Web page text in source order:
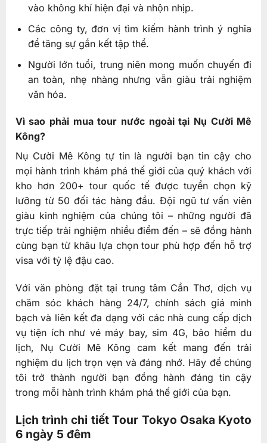
vào không khí hiện đại và nhộn nhịp.
Các công ty, đơn vị tìm kiếm hành trình ý nghĩa
để tăng sự gắn kết tập thể.
Người lớn tuổi, trung niên mong muốn chuyến đi
an toàn, nhẹ nhàng nhưng vẫn giàu trải nghiệm
văn hóa.
Vì sao phải mua tour nước ngoài tại Nụ Cười Mê
Kông?
Nụ Cười Mê Kông tự tin là người bạn tin cậy cho
mọi hành trình khám phá thế giới của quý khách với
kho hơn 200+ tour quốc tế được tuyển chọn kỹ
lưỡng từ 50 đối tác hàng đầu. Đội ngũ tư vấn viên
giàu kinh nghiệm của chúng tôi – những người đã
trực tiếp trải nghiệm nhiều điểm đến – sẽ đồng hành
cùng bạn từ khâu lựa chọn tour phù hợp đến hỗ trợ
visa với tỷ lệ đậu cao.
Với văn phòng đặt tại trung tâm Cần Thơ, dịch vụ
chăm sóc khách hàng 24/7, chính sách giá minh
bạch và liên kết đa dạng với các nhà cung cấp dịch
vụ tiện ích như vé máy bay, sim 4G, bảo hiểm du
lịch, Nụ Cười Mê Kông cam kết mang đến trải
nghiệm du lịch trọn vẹn và đáng nhớ. Hãy để chúng
tôi trở thành người bạn đồng hành đáng tin cậy
trong mỗi hành trình khám phá thế giới của bạn.
Lịch trình chi tiết Tour Tokyo Osaka Kyoto
6 ngày 5 đêm